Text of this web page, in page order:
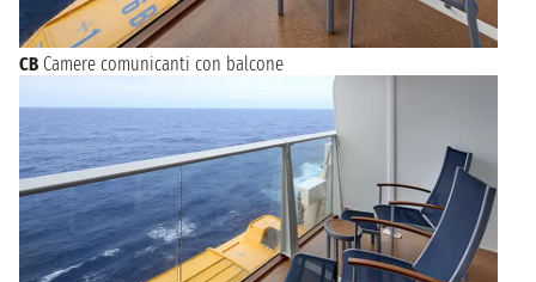
CB Camere comunicanti con balcone